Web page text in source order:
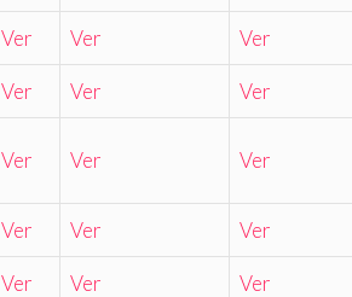
Ver Ver Ver
Ver Ver Ver
Ver Ver Ver
Ver Ver Ver
Ver Ver Ver